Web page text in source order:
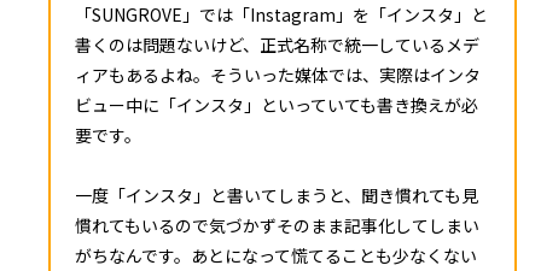
「SUNGROVE」では「Instagram」を「インスタ」と
書くのは問題ないけど、正式名称で統一しているメデ
ィアもあるよね。そういった媒体では、実際はインタ
ビュー中に「インスタ」といっていても書き換えが必
要です。
一度「インスタ」と書いてしまうと、聞き慣れても見
慣れてもいるので気づかずそのまま記事化してしまい
がちなんです。あとになって慌てることも少なくない